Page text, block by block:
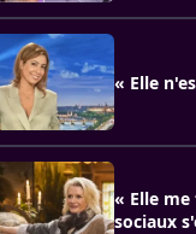
« Elle
« Elle me
sociaux